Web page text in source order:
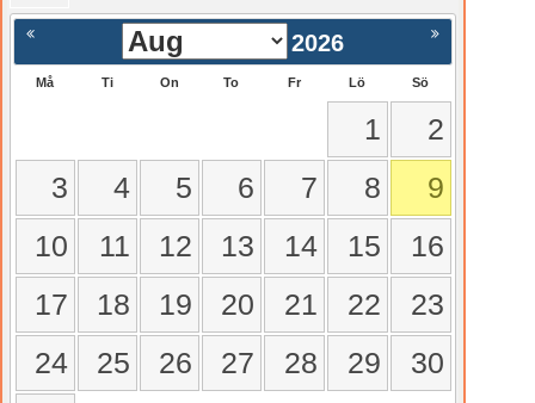
Nästa >
2026
Må Ti On To Fr Lö Sö
1
2
3
4 5 6 7 8
9
10
11 12 13 14 15
16
17
18 19 20 21 22
23
24
25 26 27 28 29
30